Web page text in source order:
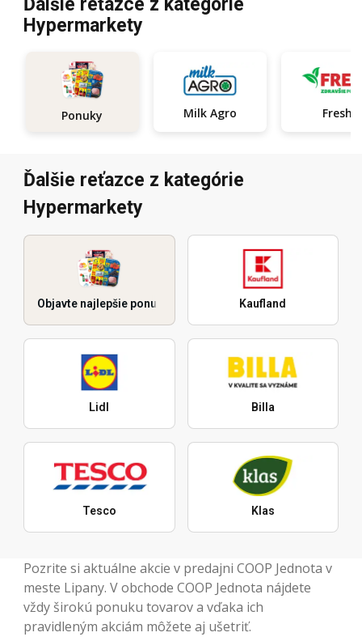
Hypermarkety
Ponuky Milk Agro Fresh
Ďalšie reťazce z kategórie
Hypermarkety
Objavte najlepšie ponuky Kaufland
Lidl Billa
Tesco Klas
Pozrite si aktuálne akcie v predajni COOP Jednota v
meste Lipany. V obchode COOP Jednota nájdete
vždy širokú ponuku tovarov a vďaka ich
pravidleným akciám môžete aj ušetriť.